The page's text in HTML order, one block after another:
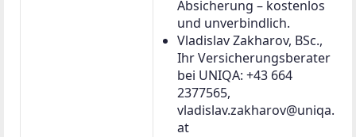
Absicherung – kostenlos
und unverbindlich.
Vladislav Zakharov, BSc.,
Ihr Versicherungsberater
bei UNIQA: +43 664
2377565,
vladislav.zakharov@uniqa.
at